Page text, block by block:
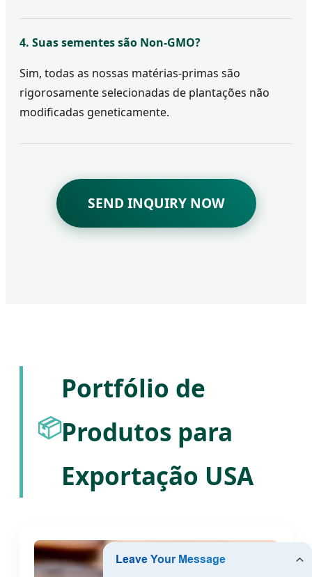
4. Suas sementes são Non-GMO?
Sim, todas as nossas matérias-primas são
rigorosamente selecionadas de plantações não
modificadas geneticamente.
SEND INQUIRY NOW
📦
Portfólio de
Produtos para
Exportação USA